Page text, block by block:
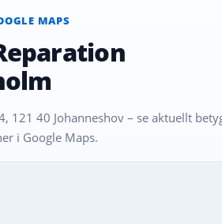
MAPS
121 40 Johanneshov – se aktuellt
i Google Maps.